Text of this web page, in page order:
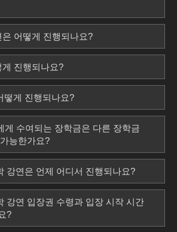
어떻게 진행되나요?
진행되나요?
떻게 진행되나요?
게 수여되는 장학금은 다른 장학금
능한가요?
강연은 언제 어디서 진행되나요?
강연 입장권 수령과 입장 시작 시간
?